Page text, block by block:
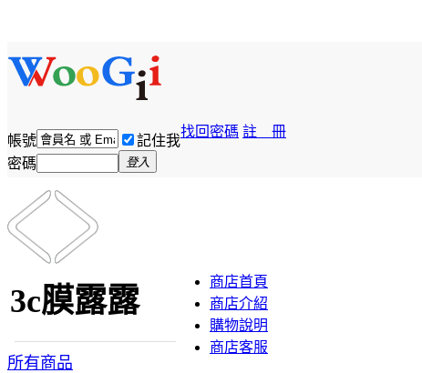
帳號 記住我
找回密碼 註 冊
密碼 登入
3c膜露露
所有商品
商店首頁
商店介紹
購物說明
商店客服